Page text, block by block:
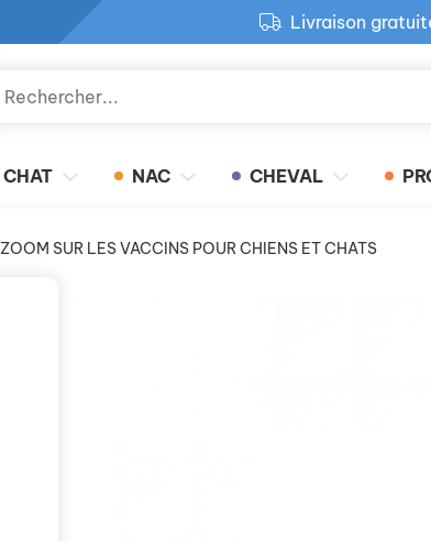
Livraison
Retour
CHAT NAC CHEVAL
ZOOM SUR LES VACCINS POUR CHIENS ET CHATS